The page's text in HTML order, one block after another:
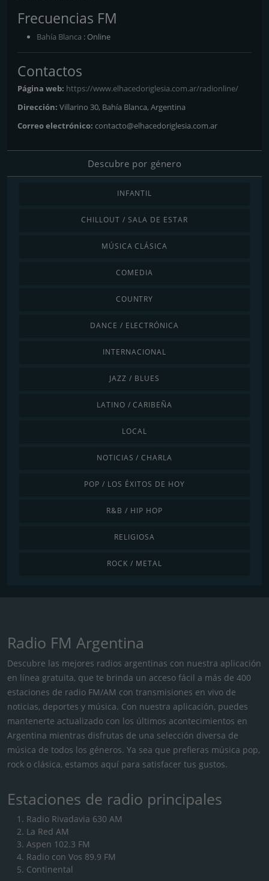
Frecuencias FM
Bahía Blanca : Online
Contactos
Página web: https://www.elhacedoriglesia.com.ar/radionline/
Dirección: Villarino 30, Bahía Blanca, Argentina
Correo electrónico: contacto@elhacedoriglesia.com.ar
Descubre por género
INFANTIL
CHILLOUT / SALA DE ESTAR
MÚSICA CLÁSICA
COMEDIA
COUNTRY
DANCE / ELECTRÓNICA
INTERNACIONAL
JAZZ / BLUES
LATINO / CARIBEÑA
LOCAL
NOTICIAS / CHARLA
POP / LOS ÉXITOS DE HOY
R&B / HIP HOP
RELIGIOSA
ROCK / METAL
Radio FM Argentina
Descubre las mejores radios argentinas con nuestra aplicación
en línea gratuita, que te brinda un acceso fácil a más de 400
estaciones de radio FM/AM con transmisiones en vivo de
noticias, deportes y música. Con nuestra aplicación, puedes
mantenerte actualizado con los últimos acontecimientos en
Argentina mientras disfrutas de una selección diversa de
música de todos los géneros. Ya sea que prefieras música pop,
rock o clásica, estamos aquí para satisfacer tus gustos.
Estaciones de radio principales
Radio Rivadavia 630 AM
La Red AM
Aspen 102.3 FM
Radio con Vos 89.9 FM
Continental